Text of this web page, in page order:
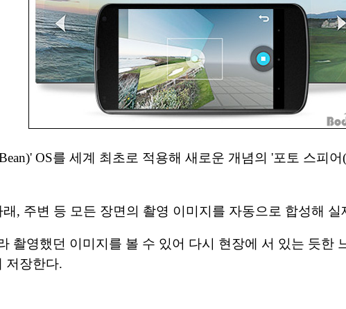
OS를 세계 최초로 적용해 새로운 개념의 '포토 스피
, 주변 등 모든 장면의 촬영 이미지를 자동으로 합성해
촬영했던 이미지를 볼 수 있어 다시 현장에 서 있는 듯한
저장한다.